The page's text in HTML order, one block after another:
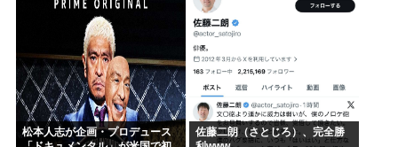
松本人志が企画・プロデュース
佐藤二朗（さとじろ）、完全勝